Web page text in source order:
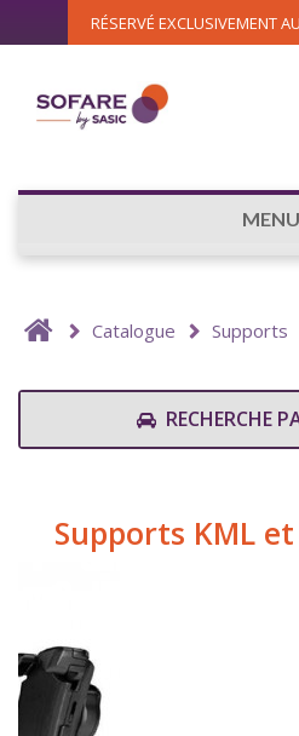
RÉSERVÉ EXCLUSIVEMENT
MENU
Catalogue Supports
RECHERCHE
Supports KML et